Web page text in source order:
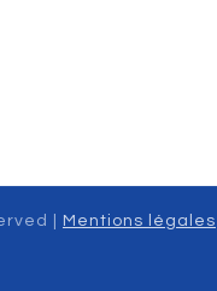
|
Mentions légales